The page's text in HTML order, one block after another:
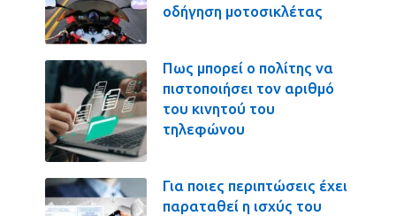
οδήγηση μοτοσικλέτας
Πως μπορεί ο πολίτης να
πιστοποιήσει τον αριθμό
του κινητού του
τηλεφώνου
Για ποιες περιπτώσεις έχει
παραταθεί η ισχύς του